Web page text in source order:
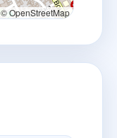
© OpenStreetMap